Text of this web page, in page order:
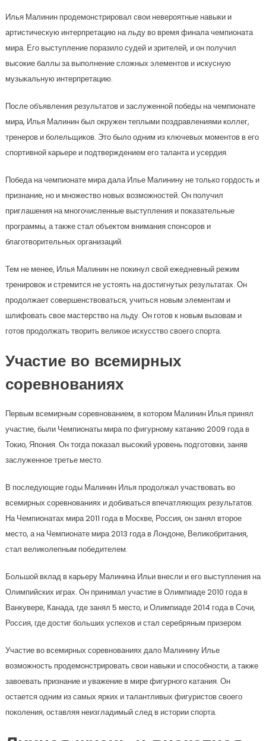
Илья Малинин продемонстрировал свои невероятные навыки и
артистическую интерпретацию на льду во время финала чемпионата
мира. Его выступление поразило судей и зрителей, и он получил
высокие баллы за выполнение сложных элементов и искусную
музыкальную интерпретацию.
После объявления результатов и заслуженной победы на чемпионате
мира, Илья Малинин был окружен теплыми поздравлениями коллег,
тренеров и болельщиков. Это было одним из ключевых моментов в его
спортивной карьере и подтверждением его таланта и усердия.
Победа на чемпионате мира дала Илье Малинину не только гордость и
признание, но и множество новых возможностей. Он получил
приглашения на многочисленные выступления и показательные
программы, а также стал объектом внимания спонсоров и
благотворительных организаций.
Тем не менее, Илья Малинин не покинул свой ежедневный режим
тренировок и стремится не устоять на достигнутых результатах. Он
продолжает совершенствоваться, учиться новым элементам и
шлифовать свое мастерство на льду. Он готов к новым вызовам и
готов продолжать творить великое искусство своего спорта.
Участие во всемирных
соревнованиях
Первым всемирным соревнованием, в котором Малинин Илья принял
участие, были Чемпионаты мира по фигурному катанию 2009 года в
Токио, Япония. Он тогда показал высокий уровень подготовки, заняв
заслуженное третье место.
В последующие годы Малинин Илья продолжал участвовать во
всемирных соревнованиях и добиваться впечатляющих результатов.
На Чемпионатах мира 2011 года в Москве, Россия, он занял второе
место, а на Чемпионате мира 2013 года в Лондоне, Великобритания,
стал великолепным победителем.
Большой вклад в карьеру Малинина Ильи внесли и его выступления на
Олимпийских играх. Он принимал участие в Олимпиаде 2010 года в
Ванкувере, Канада, где занял 5 место, и Олимпиаде 2014 года в Сочи,
Россия, где достиг больших успехов и стал серебряным призером.
Участие во всемирных соревнованиях дало Малинину Илье
возможность продемонстрировать свои навыки и способности, а также
завоевать признание и уважение в мире фигурного катания. Он
остается одним из самых ярких и талантливых фигуристов своего
поколения, оставляя неизгладимый след в истории спорта.